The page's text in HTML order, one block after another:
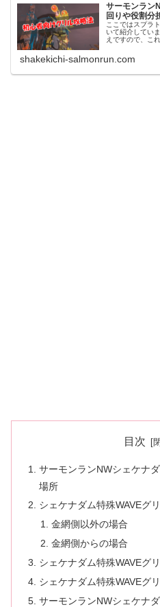
サーモンラン
回りや役割分
ここではスプラ
いて紹介してい
えですので、こ
shakekichi-salmonrun.com
目次
サーモンランNWシェケナ
場所
シェケナダム特殊WAVEグ
金網側以外の場合
金網側からの場合
シェケナダム特殊WAVEグ
シェケナダム特殊WAVEグ
サーモンランNWシェケナ